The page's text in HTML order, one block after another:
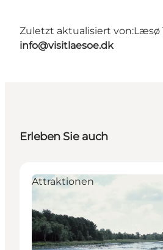
Zuletzt aktualisiert von:Læsø
info@visitlaesoe.dk
Erleben Sie auch
Attraktionen